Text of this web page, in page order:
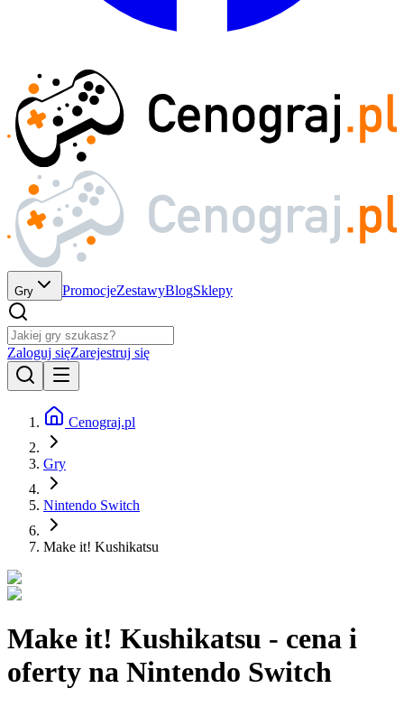
Gry PromocjeZestawyBlogSklepy
Zaloguj sięZarejestruj się
Cenograj.pl
Gry
Nintendo Switch
Make it! Kushikatsu
Make it! Kushikatsu - cena i
oferty na Nintendo Switch